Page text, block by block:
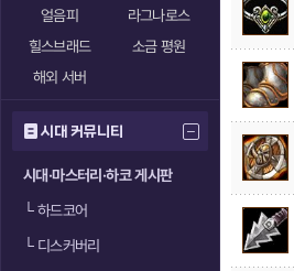
얼음피
라그나로스
힐스브래드
소금 평원
해외 서버
시대 커뮤니티
시대·마스터리·하코 게시판
└하드코어
└디스커버리